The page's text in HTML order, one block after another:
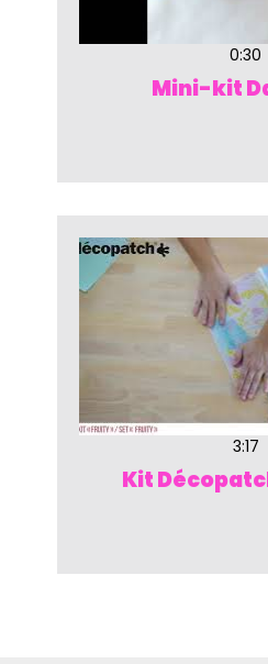
0:30
Mini-kit
3:17
Kit